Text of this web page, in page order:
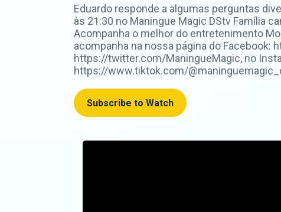
Eduardo responde a algumas perguntas
às 21:30 no Maningue Magic DStv Família
Acompanha o melhor do entretenimento
acompanha na nossa página do
https://twitter.com/ManingueMagic, no
https://www.tiktok.com/
Subscribe to Watch